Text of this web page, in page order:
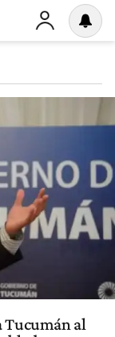
Tucumán al